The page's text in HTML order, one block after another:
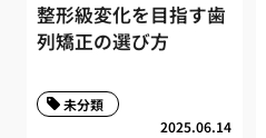
整形級変化を目指す歯
列矯正の選び方
2025.06.14
未分類